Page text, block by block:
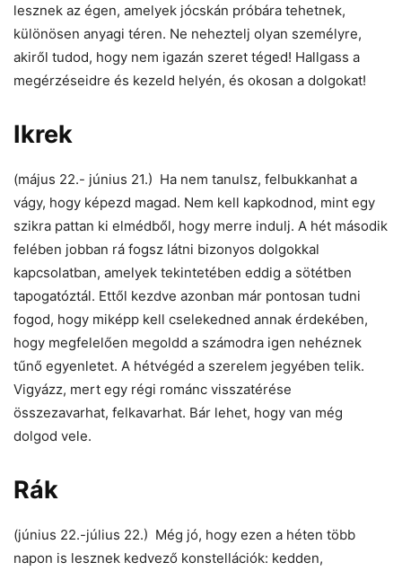
lesznek az égen, amelyek jócskán próbára tehetnek,
különösen anyagi téren. Ne neheztelj olyan személyre,
akiről tudod, hogy nem igazán szeret téged! Hallgass a
megérzéseidre és kezeld helyén, és okosan a dolgokat!
Ikrek
(május 22.- június 21.) Ha nem tanulsz, felbukkanhat a
vágy, hogy képezd magad. Nem kell kapkodnod, mint egy
szikra pattan ki elmédből, hogy merre indulj. A hét második
felében jobban rá fogsz látni bizonyos dolgokkal
kapcsolatban, amelyek tekintetében eddig a sötétben
tapogatóztál. Ettől kezdve azonban már pontosan tudni
fogod, hogy miképp kell cselekedned annak érdekében,
hogy megfelelően megoldd a számodra igen nehéznek
tűnő egyenletet. A hétvégéd a szerelem jegyében telik.
Vigyázz, mert egy régi románc visszatérése
összezavarhat, felkavarhat. Bár lehet, hogy van még
dolgod vele.
Rák
(június 22.-július 22.) Még jó, hogy ezen a héten több
napon is lesznek kedvező konstellációk: kedden,